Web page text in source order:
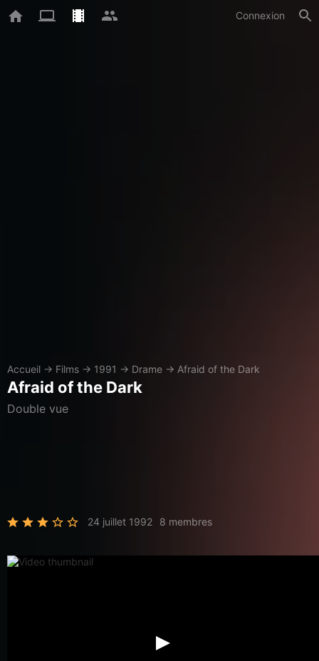
Connexion
Accueil → Films → 1991 → Drame → Afraid of the Dark
Afraid of the Dark
Double vue
24 juillet 1992 8 membres